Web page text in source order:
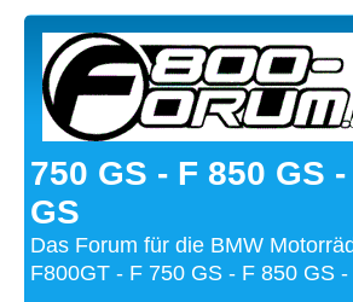
750 GS - F 850 GS
GS
Das Forum für die BMW
F800GT - F 750 GS - F 850 GS